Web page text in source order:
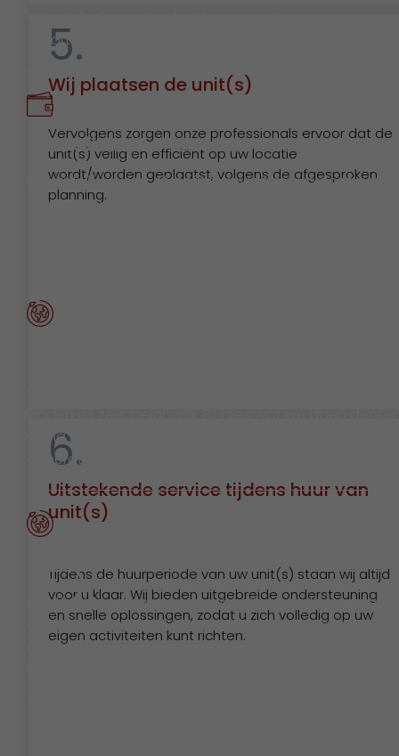
5.
Wij plaatsen de unit(s)
Vervolgens zorgen onze professionals ervoor dat de
unit(s) veilig en efficiënt op uw locatie
wordt/worden geplaatst, volgens de afgesproken
planning.
6.
Uitstekende service tijdens huur van
unit(s)
Tijdens de huurperiode van uw unit(s) staan wij altijd
voor u klaar. Wij bieden uitgebreide ondersteuning
en snelle oplossingen, zodat u zich volledig op uw
eigen activiteiten kunt richten.
assortiment.
Betaalbaar
Een tijdelijke werk- of leefomgeving die voldoet aan
wensen en daarom bestaat uit meer dan alleen
wij na over een betere wereld voor onze toekomstige
generaties.
Welzijn
Een tijdelijke omgeving die niet alleen praktisch is,
ook prettig voelt. Wij creëren ruimtes waar
rust en inclusiviteit centraal staan. Een plek die